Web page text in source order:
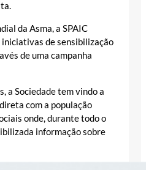
da Asma, a SPAIC
de sensibilização
de uma campanha
a Sociedade tem vindo a
com a população
onde, durante todo o
informação sobre